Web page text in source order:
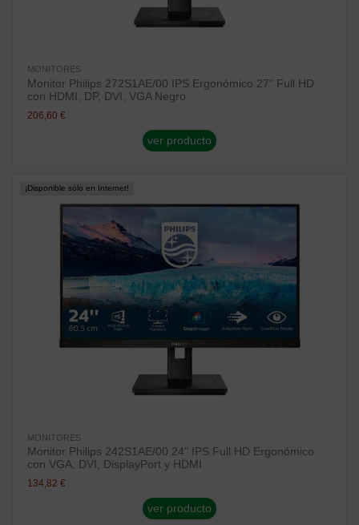
MONITORES
Monitor Philips 272S1AE/00 IPS Ergonómico 27" Full HD
con HDMI, DP, DVI, VGA Negro
206,60 €
ver producto
¡Disponible sólo en Internet!
MONITORES
Monitor Philips 242S1AE/00 24" IPS Full HD Ergonómico
con VGA, DVI, DisplayPort y HDMI
134,82 €
ver producto